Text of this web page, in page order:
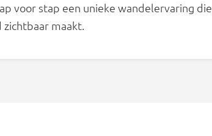
voor stap een unieke wandelervaring die
zichtbaar maakt.